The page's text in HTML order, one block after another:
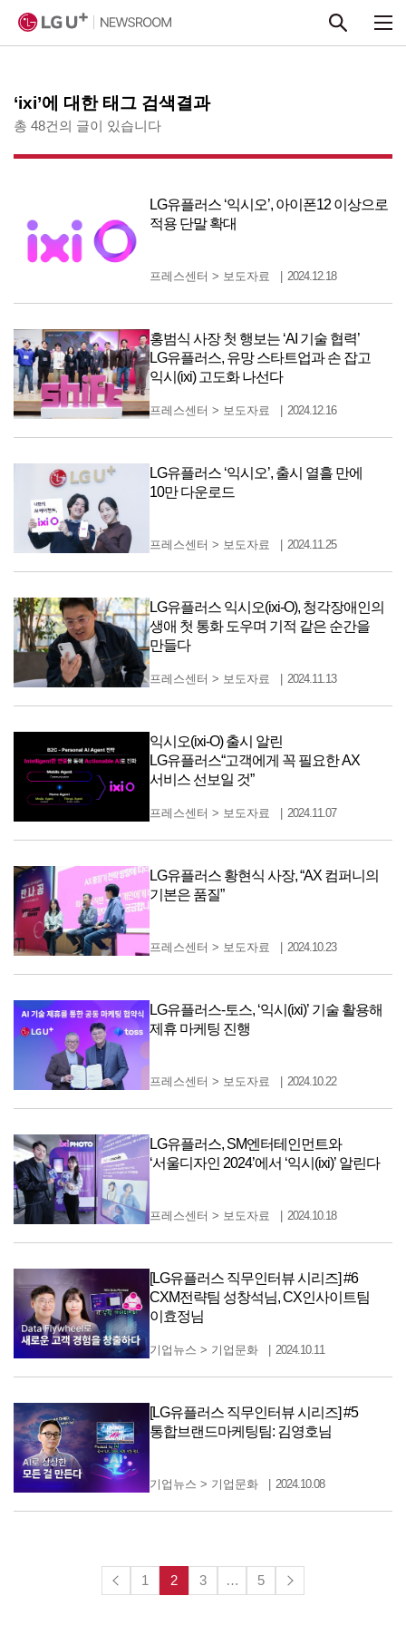
‘ixi’에 대한 태그 검색결과
총 48건의 글이 있습니다
LG유플러스 ‘익시오’, 아이폰12 이상으로
적용 단말 확대
프레스센터 > 보도자료 2024.12.18
홍범식 사장 첫 행보는 ‘AI 기술 협력’
LG유플러스, 유망 스타트업과 손 잡고
익시(ixi) 고도화 나선다
프레스센터 > 보도자료 2024.12.16
LG유플러스 ‘익시오’, 출시 열흘 만에
10만 다운로드
프레스센터 > 보도자료 2024.11.25
LG유플러스 익시오(ixi-O), 청각장애인의
생애 첫 통화 도우며 기적 같은 순간을
만들다
프레스센터 > 보도자료 2024.11.13
익시오(ixi-O) 출시 알린
LG유플러스“고객에게 꼭 필요한 AX
서비스 선보일 것”
프레스센터 > 보도자료 2024.11.07
LG유플러스 황현식 사장, “AX 컴퍼니의
기본은 품질”
프레스센터 > 보도자료 2024.10.23
LG유플러스-토스, ‘익시(ixi)’ 기술 활용해
제휴 마케팅 진행
프레스센터 > 보도자료 2024.10.22
LG유플러스, SM엔터테인먼트와
‘서울디자인 2024’에서 ‘익시(ixi)’ 알린다
프레스센터 > 보도자료 2024.10.18
[LG유플러스 직무인터뷰 시리즈] #6
CXM전략팀 성창석님, CX인사이트팀
이효정님
기업뉴스 > 기업문화 2024.10.11
[LG유플러스 직무인터뷰 시리즈] #5
통합브랜드마케팅팀: 김영호님
기업뉴스 > 기업문화 2024.10.08
1 2 3 … 5